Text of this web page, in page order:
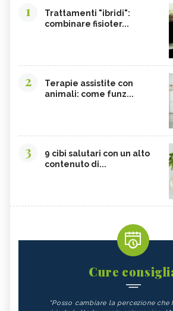
1
Trattamenti "ibridi":
combinare fisioter...
2
Terapie assistite con
animali: come funz...
3
9 cibi salutari con un alto
contenuto di...
Cure
"Posso cambiare la percezione che